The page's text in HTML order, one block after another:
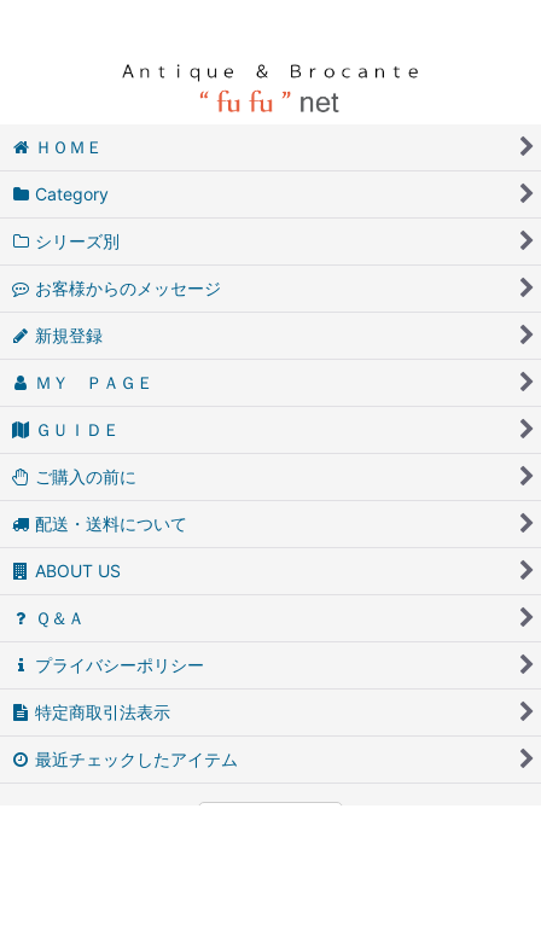
ＨＯＭＥ
Category
シリーズ別
お客様からのメッセージ
新規登録
ＭＹ ＰＡＧＥ
ＧＵＩＤＥ
ご購入の前に
配送・送料について
ABOUT US
Ｑ＆Ａ
プライバシーポリシー
特定商取引法表示
最近チェックしたアイテム